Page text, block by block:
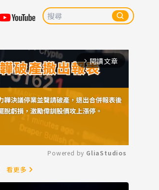
arrow_forward_ios 閱讀文章
Mute
Powered by GliaStudios
看更多